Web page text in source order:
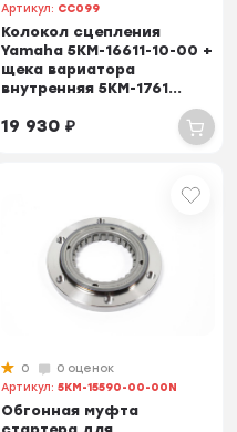
Артикул: CC099
Колокол сцепления
Yamaha 5KM-16611-10-00 +
щека вариатора
внутренняя 5KM-1761...
19 930₽
0
0 оценок
Артикул:5KM-15590-00-00N
Обгонная муфта
стартера для